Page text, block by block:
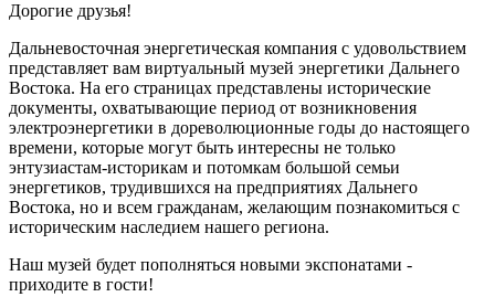
Дорогие друзья!
Дальневосточная энергетическая компания с удовольствием
представляет вам виртуальный музей энергетики Дальнего
Востока. На его страницах представлены исторические
документы, охватывающие период от возникновения
электроэнергетики в дореволюционные годы до настоящего
времени, которые могут быть интересны не только
энтузиастам-историкам и потомкам большой семьи
энергетиков, трудившихся на предприятиях Дальнего
Востока, но и всем гражданам, желающим познакомиться с
историческим наследием нашего региона.
Наш музей будет пополняться новыми экспонатами -
приходите в гости!